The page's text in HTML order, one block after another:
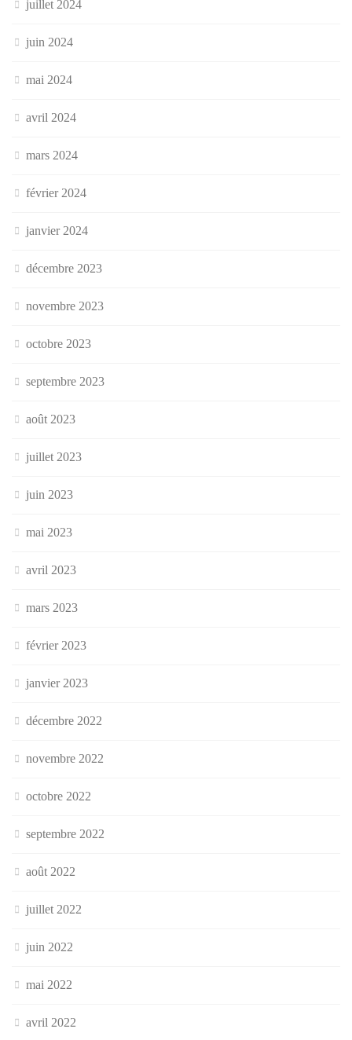
juillet 2024
juin 2024
mai 2024
avril 2024
mars 2024
février 2024
janvier 2024
décembre 2023
novembre 2023
octobre 2023
septembre 2023
août 2023
juillet 2023
juin 2023
mai 2023
avril 2023
mars 2023
février 2023
janvier 2023
décembre 2022
novembre 2022
octobre 2022
septembre 2022
août 2022
juillet 2022
juin 2022
mai 2022
avril 2022